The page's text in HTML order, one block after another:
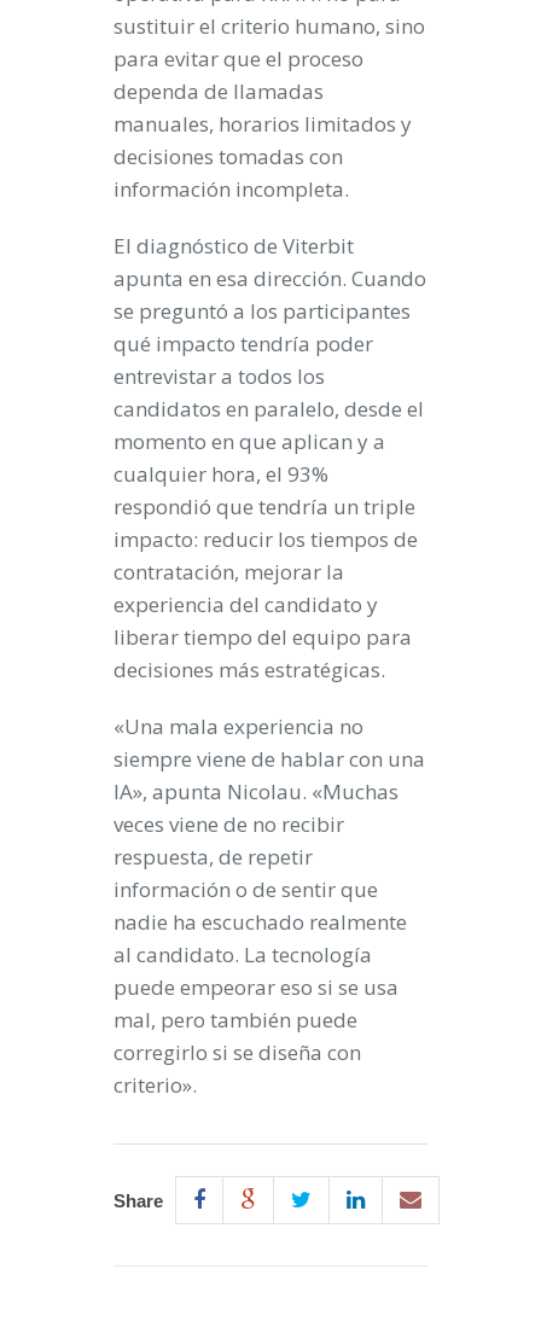
sustituir el criterio humano, sino
para evitar que el proceso
dependa de llamadas
manuales, horarios limitados y
decisiones tomadas con
información incompleta.
El diagnóstico de Viterbit
apunta en esa dirección. Cuando
se preguntó a los participantes
qué impacto tendría poder
entrevistar a todos los
candidatos en paralelo, desde el
momento en que aplican y a
cualquier hora, el 93%
respondió que tendría un triple
impacto: reducir los tiempos de
contratación, mejorar la
experiencia del candidato y
liberar tiempo del equipo para
decisiones más estratégicas.
«Una mala experiencia no
siempre viene de hablar con una
IA», apunta Nicolau. «Muchas
veces viene de no recibir
respuesta, de repetir
información o de sentir que
nadie ha escuchado realmente
al candidato. La tecnología
puede empeorar eso si se usa
mal, pero también puede
corregirlo si se diseña con
criterio».
Share